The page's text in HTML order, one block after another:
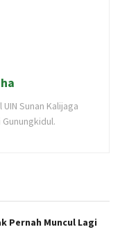
Sunan Kalijaga
Pernah Muncul Lagi